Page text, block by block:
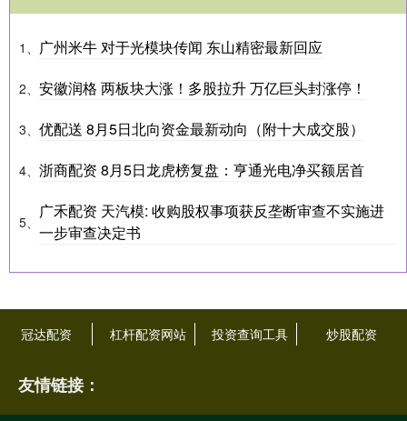
1、 广州米牛 对于光模块传闻 东山精密最新回应
2、 安徽润格 两板块大涨！多股拉升 万亿巨头封涨停！
3、 优配送 8月5日北向资金最新动向（附十大成交股）
4、 浙商配资 8月5日龙虎榜复盘：亨通光电净买额居首
5、
广禾配资 天汽模: 收购股权事项获反垄断审查不实施进
一步审查决定书
冠达配资 杠杆配资网站 投资查询工具 炒股配资
友情链接：